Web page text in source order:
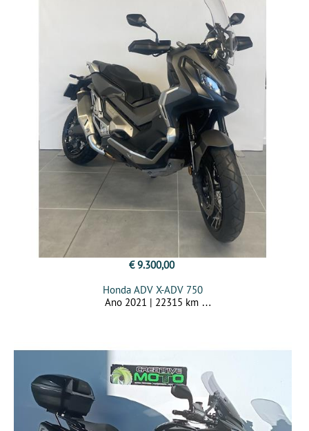
€ 9.300,00
Honda ADV X-ADV 750
Ano 2021 | 22315 km